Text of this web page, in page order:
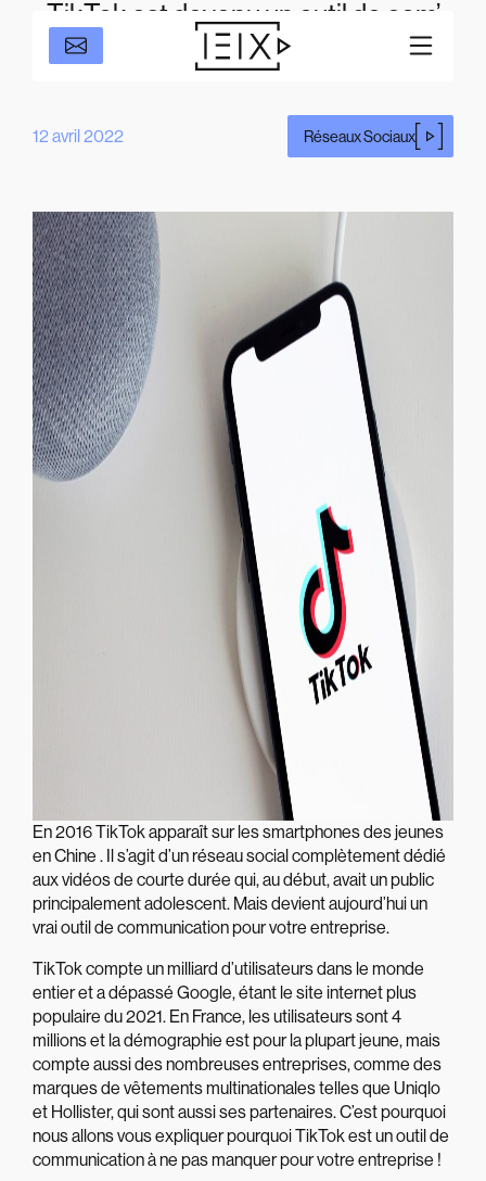
TikTok est devenu un outil de com’
pour votre entreprise
12 avril 2022 Réseaux Sociaux
En 2016 TikTok apparaît sur les smartphones des jeunes
en Chine . Il s’agit d’un réseau social complètement dédié
aux vidéos de courte durée qui, au début, avait un public
principalement adolescent. Mais devient aujourd’hui un
vrai outil de communication pour votre entreprise.
TikTok compte un milliard d’utilisateurs dans le monde
entier et a dépassé Google, étant le site internet plus
populaire du 2021. En France, les utilisateurs sont 4
millions et la démographie est pour la plupart jeune, mais
compte aussi des nombreuses entreprises, comme des
marques de vêtements multinationales telles que Uniqlo
et Hollister, qui sont aussi ses partenaires. C’est pourquoi
nous allons vous expliquer pourquoi TikTok est un outil de
communication à ne pas manquer pour votre entreprise !